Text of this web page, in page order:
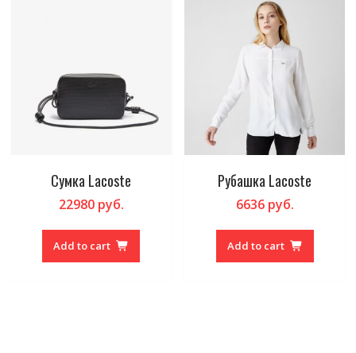
Сумка Lacoste
22980руб.
Add to cart
Рубашка Lacoste
6636руб.
Add to cart